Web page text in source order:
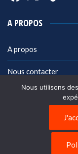
A PROPOS
A propos
Nous contacter
Politique de
Nous utilisons